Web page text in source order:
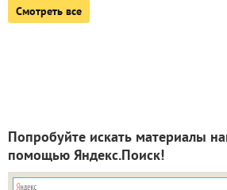
Смотреть все
Попробуйте искать материалы
помощью Яндекс.Поиск!